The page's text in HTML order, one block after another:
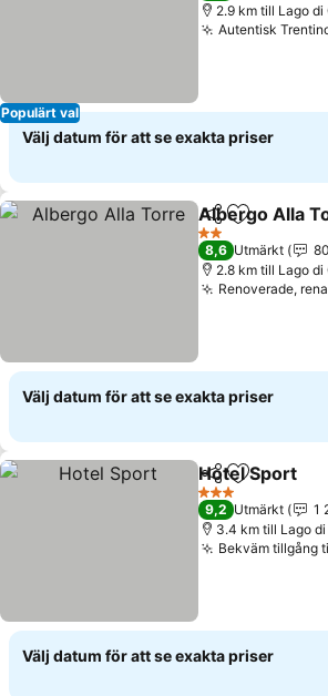
Populärt val
2.9 km till Lago
Autentisk
Välj datum för att se exakta priser
Dela Lägg till i
Albergo Alla
2 Stjärnor
8,6 Utmärkt
2.8 km till Lago
Renoverade,
Välj datum för att se exakta priser
Dela Lägg till i
Hotel Sport
3 Stjärnor
9,2 Utmärkt
1
3.4 km till Lago
Bekväm tillgång
Välj datum för att se exakta priser